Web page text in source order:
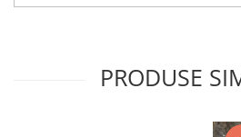
PRODUSE